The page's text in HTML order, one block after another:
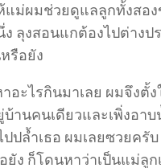
ห้แม่ผมช่วยดูแลลูกทั้งสอ
ลุงสอนแกต้องไปต่างป
รือยัง
ะไรกินมาเลย ผมจึงตั้ง
นคนเดียวและเพิ่งอาบ
ล้ำเธอ ผมเลยซวยครั
ง ก็โดนหาว่าเป็นแม่ลูก